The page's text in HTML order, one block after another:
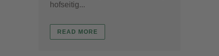
hofseitig...
READ MORE